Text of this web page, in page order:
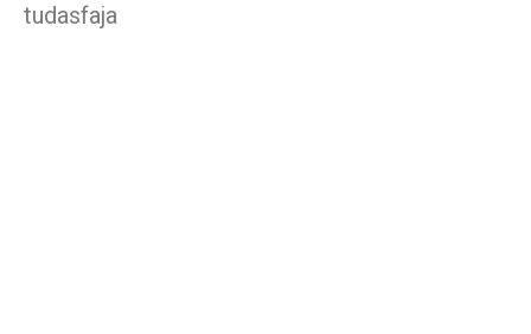
tudasfaja